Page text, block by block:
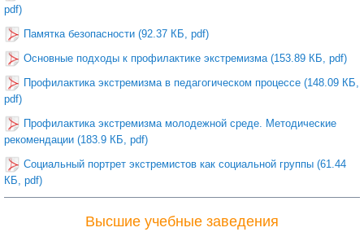
pdf)
Памятка безопасности (92.37 КБ, pdf)
Основные подходы к профилактике экстремизма (153.89 КБ, pdf)
Профилактика экстремизма в педагогическом процессе (148.09 КБ,
pdf)
Профилактика экстремизма молодежной среде. Методические
рекомендации (183.9 КБ, pdf)
Социальный портрет экстремистов как социальной группы (61.44
КБ, pdf)
Высшие учебные заведения